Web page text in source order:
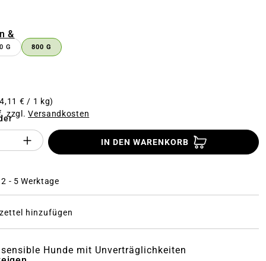
&
G 800 G
€ / 1 kg)
zzgl.Versandkosten
des Produktes "%product%":
IN DEN WARENKORB
- 5 Werktage
hinzufügen
Hunde mit Unverträglichkeiten